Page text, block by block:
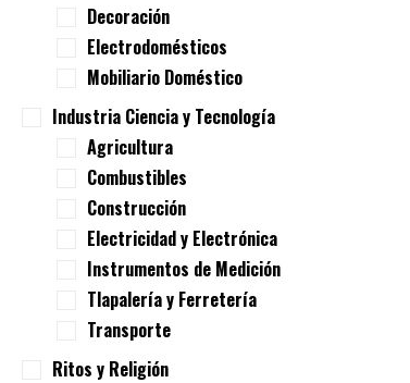
Decoración
Electrodomésticos
Mobiliario Doméstico
Industria Ciencia y Tecnología
Agricultura
Combustibles
Construcción
Electricidad y Electrónica
Instrumentos de Medición
Tlapalería y Ferretería
Transporte
Ritos y Religión